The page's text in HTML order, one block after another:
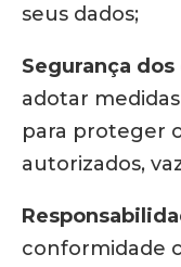
seus dados;
Segurança dos
adotar
para proteger
autorizados,
conformidade